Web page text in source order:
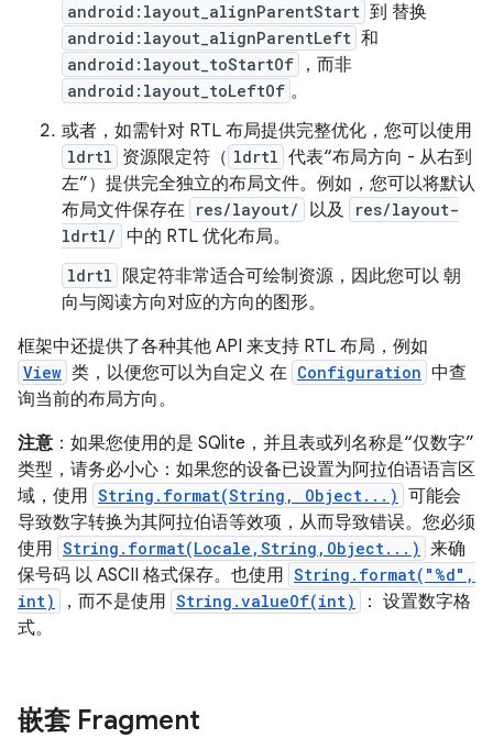
android:layout_alignParentStart 到 替换
android:layout_alignParentLeft 和
android:layout_toStartOf ，而非
android:layout_toLeftOf 。
或者，如需针对 RTL 布局提供完整优化，您可以使用
ldrtl 资源限定符（ ldrtl 代表“布局方向 - 从右到
左”）提供完全独立的布局文件。例如，您可以将默认
布局文件保存在 res/layout/ 以及
res/layout-
ldrtl/ 中的 RTL 优化布局。
ldrtl
限定符非常适合可绘制资源，因此您可以 朝
向与阅读方向对应的方向的图形。
框架中还提供了各种其他 API 来支持 RTL 布局，例如
View 类，以便您可以为自定义 在 Configuration 中查
询当前的布局方向。
注意：如果您使用的是 SQlite，并且表或列名称是“仅数字”
类型，请务必小心：如果您的设备已设置为阿拉伯语语言区
域，使用 String.format(String, Object...) 可能会
导致数字转换为其阿拉伯语等效项，从而导致错误。您必须
使用 String.format(Locale,String,Object...) 来确
保号码 以 ASCII 格式保存。也使用 String.format("%d",
int)
，而不是使用 String.valueOf(int)
： 设置数字格
式。
嵌套 Fragment